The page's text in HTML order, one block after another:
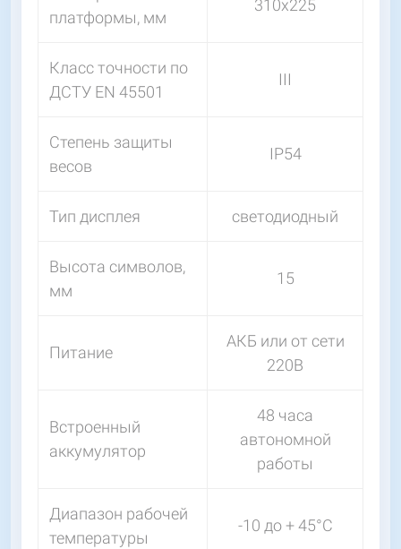
платформы, мм
310х225
Класс точности по
ДСТУ EN 45501
III
Степень защиты
весов
IP54
Тип дисплея светодиодный
Высота символов,
мм
15
Питание
АКБ или от сети
220В
Встроенный
аккумулятор
48 часа
автономной
работы
Диапазон рабочей
температуры
-10 до + 45°C